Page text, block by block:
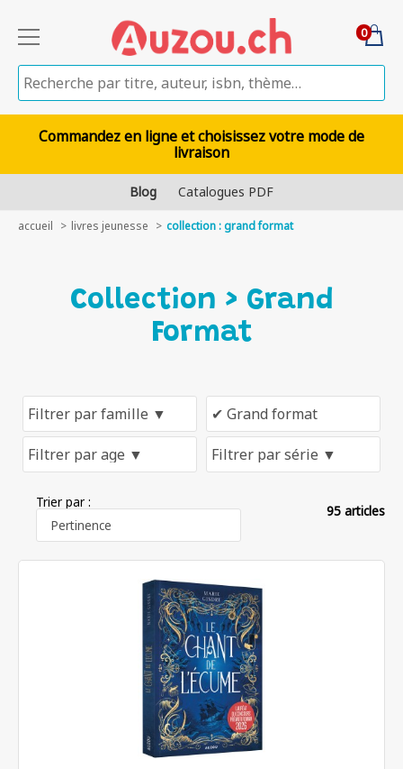
0
Commandez en ligne et choisissez votre mode de
livraison
Blog Catalogues PDF
accueil livres jeunesse collection : grand format
Collection > Grand
Format
Trier par :
95 articles